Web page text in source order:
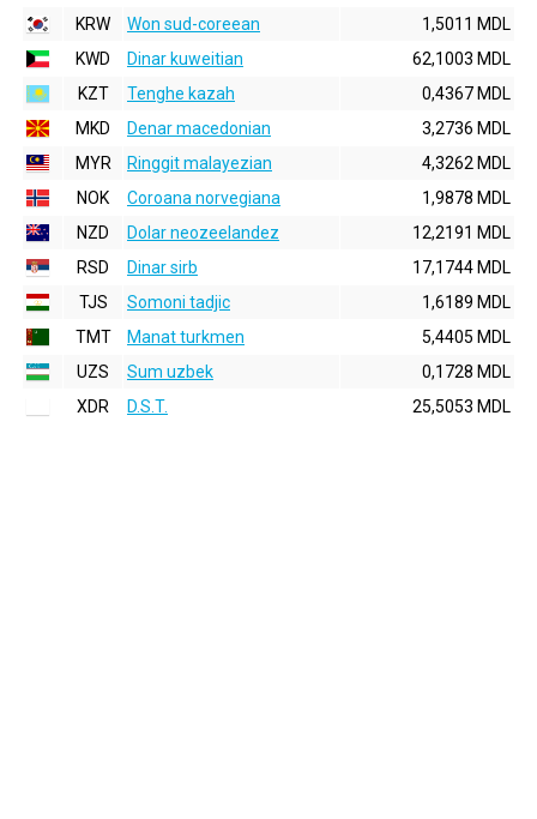
KRW
Won sud-coreean
1,5011 MDL
KWD
Dinar kuweitian
62,1003 MDL
KZT
Tenghe kazah
0,4367 MDL
MKD
Denar macedonian
3,2736 MDL
MYR
Ringgit malayezian
4,3262 MDL
NOK
Coroana norvegiana
1,9878 MDL
NZD
Dolar neozeelandez
12,2191 MDL
RSD
Dinar sirb
17,1744 MDL
TJS
Somoni tadjic
1,6189 MDL
TMT
Manat turkmen
5,4405 MDL
UZS
Sum uzbek
0,1728 MDL
XDR
D.S.T. 25,5053 MDL